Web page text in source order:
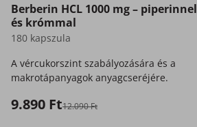
Berberin HCL 1000 mg – piperinnel
és krómmal
180 kapszula
A vércukorszint szabályozására és a
makrotápanyagok anyagcseréjére.
9.890 Ft12.090 Ft